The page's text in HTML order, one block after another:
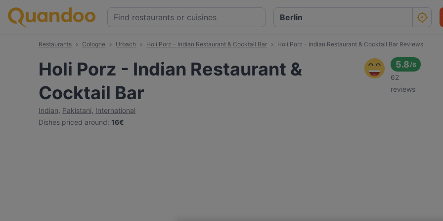
Restaurants Cologne Urbach Holi Porz - Indian Restaurant & Cocktail Bar Holi Porz - Indian Restaurant & Cocktail Bar Reviews
Holi Porz - Indian Restaurant &
Cocktail Bar
Indian, Pakistani, International
Dishes priced around: 16€
5.8/6
62
reviews